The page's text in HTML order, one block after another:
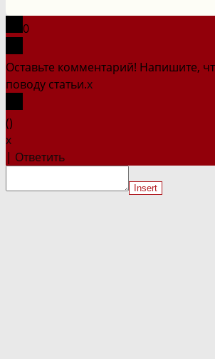
сайте
0
Оставьте комментарий! Напишите,
поводу статьи.x
()
x
| Ответить
Insert